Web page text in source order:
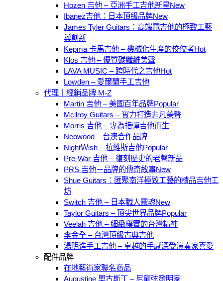
Hozen 吉他 – 亞洲手工吉他新星
Ibanez吉他：日本頂級品牌
James Tyler Guitars：高端電吉他的極致工藝
與創新
Kepma 卡馬吉他 – 機械化生產的佼佼者
Klos 吉他 – 優質碳纖維美聲
LAVA MUSIC – 跨時代之吉他
Lowden – 愛爾蘭手工吉他
代理｜經銷品牌 M-Z
Martin 吉他 – 美國百年品牌
Mcilroy Guitars – 實力打造非凡美聲
Morris 吉他 – 專為指彈吉他而生
Neowood – 台澳合作品牌
NightＷish – 拉維斯吉他
Pre-War 吉他 – 復刻歷史的老聲新品
PRS 吉他－品牌的傳奇故事
Shue Guitars：匯聚南洋極致工藝的精品吉他工
坊
Switch 吉他 – 日本職人靈魂
Taylor Guitars – 頂尖世界品牌
Veelah 吉他 – 細緻樸實的台灣精神
李金全 – 台灣頂級古典吉他
湯明進手工吉他 – 卓越的手感深受演奏家喜愛
配件品牌
在地藝術家聯名商品
Augustine 奧古斯丁 – 尼龍弦發明家